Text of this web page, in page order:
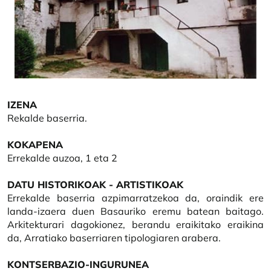
IZENA
Rekalde baserria.
KOKAPENA
Errekalde auzoa, 1 eta 2
DATU HISTORIKOAK - ARTISTIKOAK
Errekalde baserria azpimarratzekoa da, oraindik ere
landa-izaera duen Basauriko eremu batean baitago.
Arkitekturari dagokionez, berandu eraikitako eraikina
da, Arratiako baserriaren tipologiaren arabera.
KONTSERBAZIO-INGURUNEA